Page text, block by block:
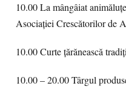
10.00 La mângâiat
Asociaţiei Crescătorilor de
10.00 Curte ţărănească
10.00 – 20.00 Târgul